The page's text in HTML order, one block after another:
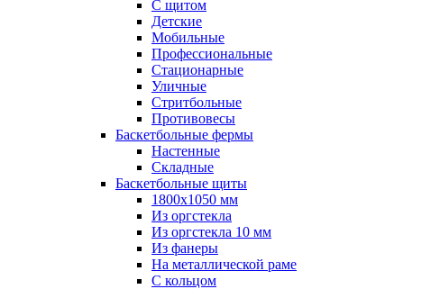
С щитом
Детские
Мобильные
Профессиональные
Стационарные
Уличные
Стритбольные
Противовесы
Баскетбольные фермы
Настенные
Складные
Баскетбольные щиты
1800х1050 мм
Из оргстекла
Из оргстекла 10 мм
Из фанеры
На металлической раме
С кольцом